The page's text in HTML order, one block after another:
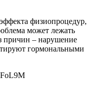
физиопроцедур,
может лежать
причин – нарушение
гормональными